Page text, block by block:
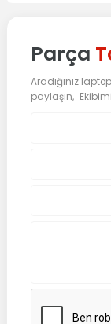
Parça
Aradığınız
paylaşın,